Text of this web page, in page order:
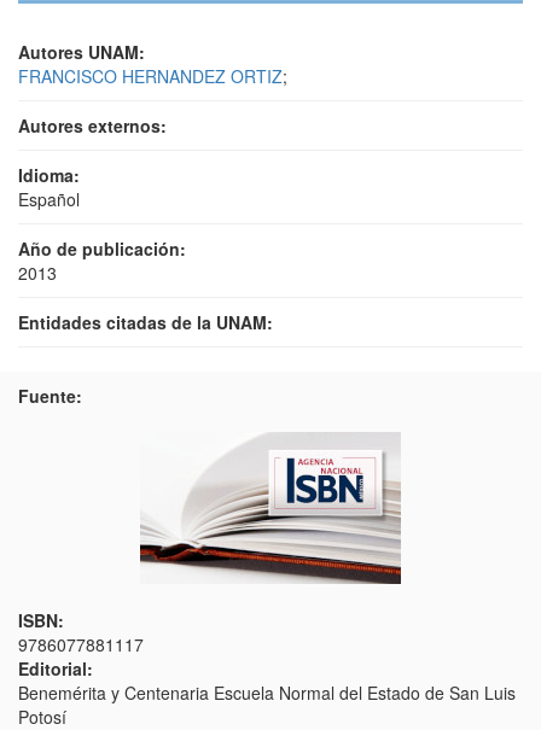
Autores UNAM:
FRANCISCO HERNANDEZ ORTIZ;
Autores externos:
Idioma:
Español
Año de publicación:
2013
Entidades citadas de la UNAM:
Fuente:
ISBN:
9786077881117
Editorial:
Benemérita y Centenaria Escuela Normal del Estado de San Luis
Potosí